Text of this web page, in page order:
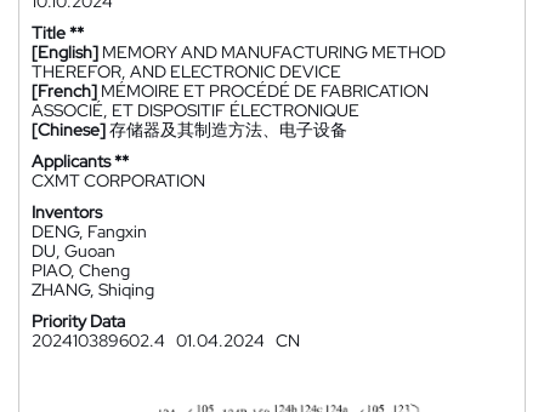
Title **
[English] MEMORY AND MANUFACTURING METHOD
THEREFOR, AND ELECTRONIC DEVICE
[French] MÉMOIRE ET PROCÉDÉ DE FABRICATION
ASSOCIÉ, ET DISPOSITIF ÉLECTRONIQUE
[Chinese]存储器及其制造方法、电子设备
Applicants **
CXMT CORPORATION
Inventors
DENG, Fangxin
DU, Guoan
PIAO, Cheng
ZHANG, Shiqing
Priority Data
202410389602.4 01.04.2024 CN